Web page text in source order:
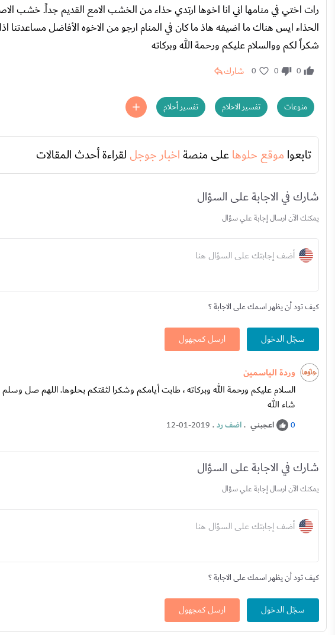
رات اختي في منامها اني انا اخوها ارتدي حذاء من الخشب الامع القديم جداً. خشب
الحذاء ايس هناك ما اضيفه هاذ ما كان في المنام ارجو من الاخوه الأفاضل
شكراً لكم ووالسلام عليكم ورحمة الله وبركاته
0
0
0 شارك
منوعات تفسير الاحلام تفسير أحلام
تابعوا موقع حلوهاعلى منصةاخبار جوجل لقراءة أحدث المقالات
شارك في الاجابة على السؤال
يمكنك الآن ارسال إجابة علي سؤال
أضف إجابتك على السؤال هنا
كيف تود أن يظهر اسمك على الاجابة ؟
سجّل الدخول ارسل كمجهول
وردة الياسمين
السلام عليكم ورحمة الله وبركاته ، طابت أيامكم وشكرا لثقتكم بحلوها. اللهم صل
شاء الله
0 اعجبني .اضف رد.
12-01-2019
شارك في الاجابة على السؤال
يمكنك الآن ارسال إجابة علي سؤال
أضف إجابتك على السؤال هنا
كيف تود أن يظهر اسمك على الاجابة ؟
سجّل الدخول ارسل كمجهول